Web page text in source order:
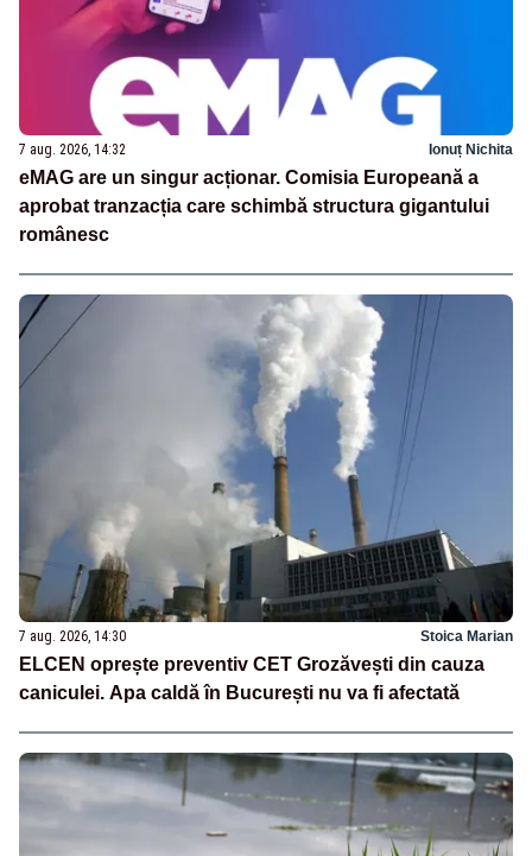
7 aug. 2026, 14:32 Ionuț Nichita
eMAG are un singur acționar. Comisia Europeană a
aprobat tranzacția care schimbă structura gigantului
românesc
7 aug. 2026, 14:30 Stoica Marian
ELCEN oprește preventiv CET Grozăvești din cauza
caniculei. Apa caldă în București nu va fi afectată